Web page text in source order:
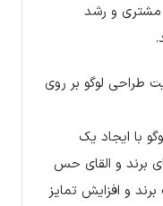
مشتری و رشد
طراحی لوگو بر روی
با ایجاد یک
برند و القای حس
و افزایش تمایز